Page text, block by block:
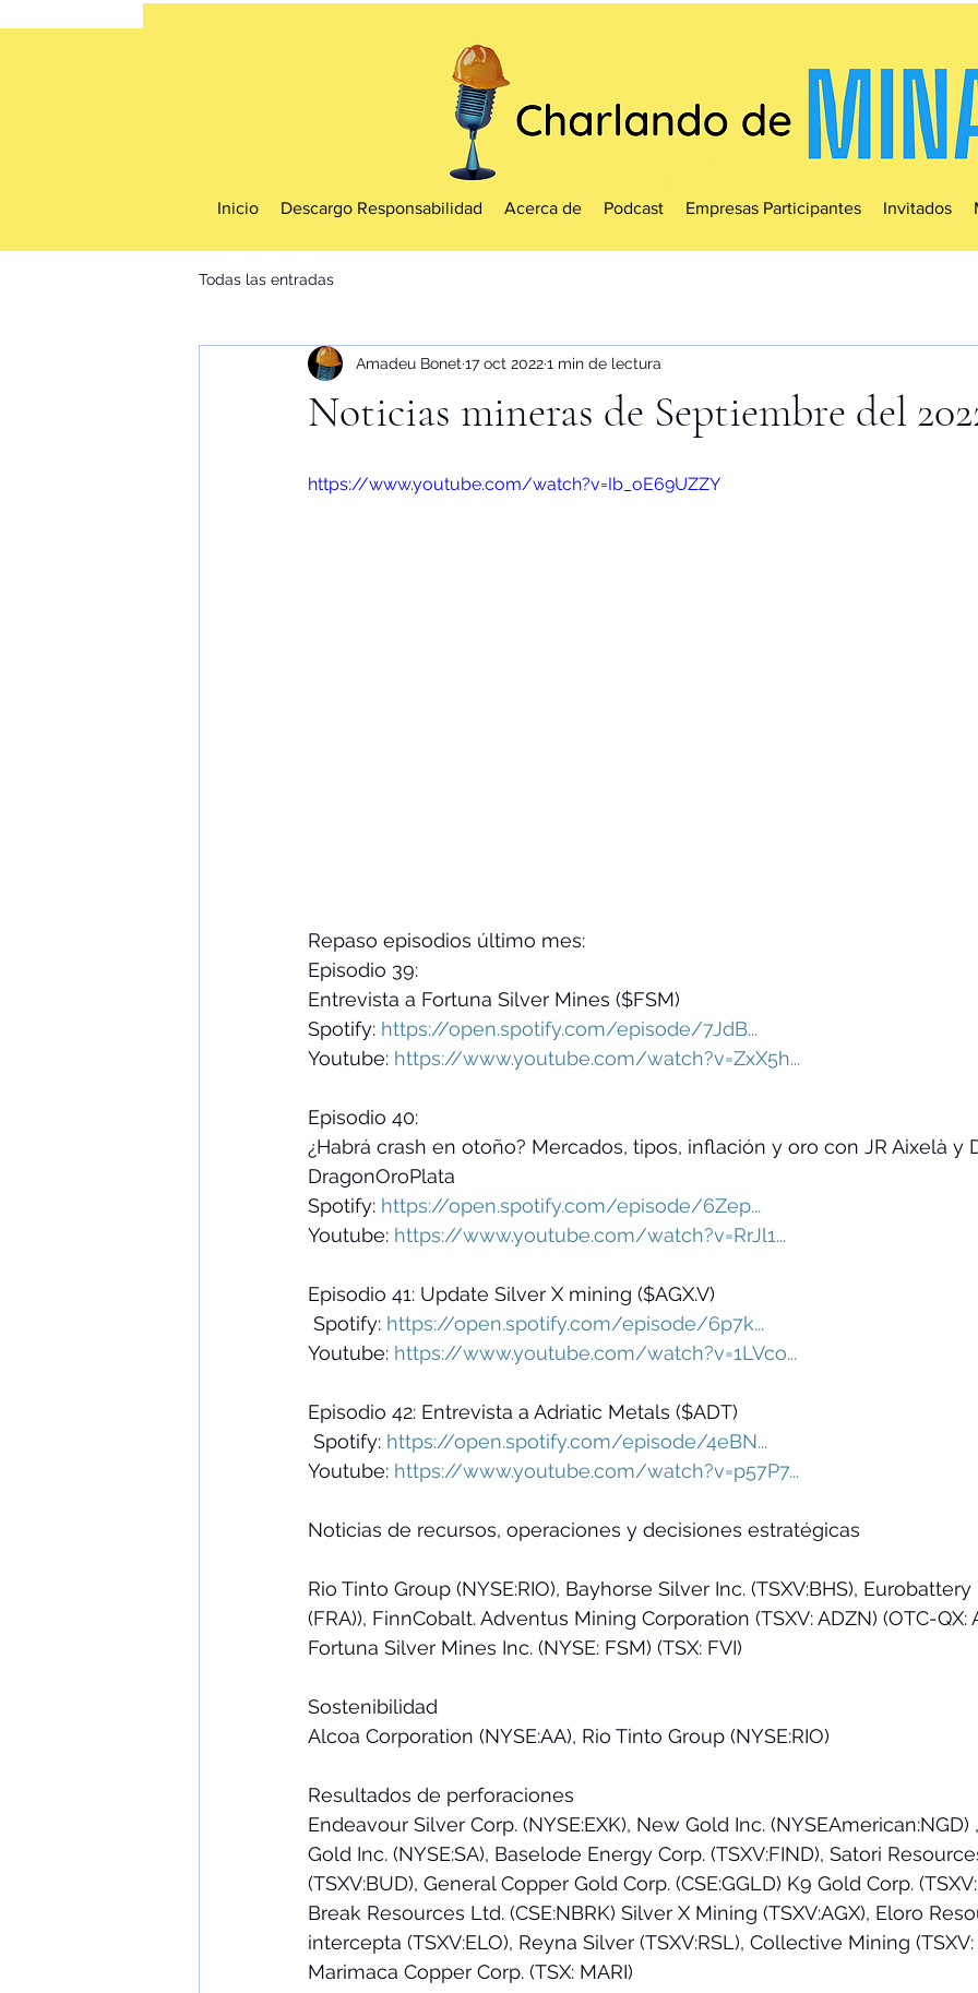
Inicio Descargo Responsabilidad Acerca de Podcast Empresas Participantes Invitados
Todas las entradas
Noticias mineras de Septiembre del
Amadeu Bonet 17 oct 20221 min de lectura
https://www.youtube.com/watch?v=Ib_oE69UZZY
Repaso episodios último mes:
Episodio 39:
Entrevista a Fortuna Silver Mines ($FSM)
Spotify: https://open.spotify.com/episode/7JdB...
Youtube: https://www.youtube.com/watch?v=ZxX5h...
Episodio 40:
¿Habrá crash en otoño? Mercados, tipos, inflación y oro con JR Aixelà y
DragonOroPlata
Spotify: https://open.spotify.com/episode/6Zep...
Youtube: https://www.youtube.com/watch?v=RrJl1...
Episodio 41: Update Silver X mining ($AGX.V)
Spotify: https://open.spotify.com/episode/6p7k...
Youtube: https://www.youtube.com/watch?v=1LVco...
Episodio 42: Entrevista a Adriatic Metals ($ADT)
Spotify: https://open.spotify.com/episode/4eBN...
Youtube: https://www.youtube.com/watch?v=p57P7...
Noticias de recursos, operaciones y decisiones estratégicas
Rio Tinto Group (NYSE:RIO), Bayhorse Silver Inc. (TSXV:BHS),
(FRA)), FinnCobalt. Adventus Mining Corporation (TSXV: ADZN) (OTC-
Fortuna Silver Mines Inc. (NYSE: FSM) (TSX: FVI)
Sostenibilidad
Alcoa Corporation (NYSE:AA), Rio Tinto Group (NYSE:RIO)
Resultados de perforaciones
Endeavour Silver Corp. (NYSE:EXK), New Gold Inc.
Gold Inc. (NYSE:SA), Baselode Energy Corp. (TSXV:FIND), Satori
(TSXV:BUD), General Copper Gold Corp. (CSE:GGLD) K9 Gold Corp.
Break Resources Ltd. (CSE:NBRK) Silver X Mining (TSXV:AGX), Eloro
intercepta (TSXV:ELO), Reyna Silver (TSXV:RSL), Collective Mining
Marimaca Copper Corp. (TSX: MARI)